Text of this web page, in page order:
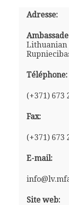
Adresse:
Lithuanian
Téléphone:
(+371) 673
Fax:
(+371) 673
E-mail:
Site web: